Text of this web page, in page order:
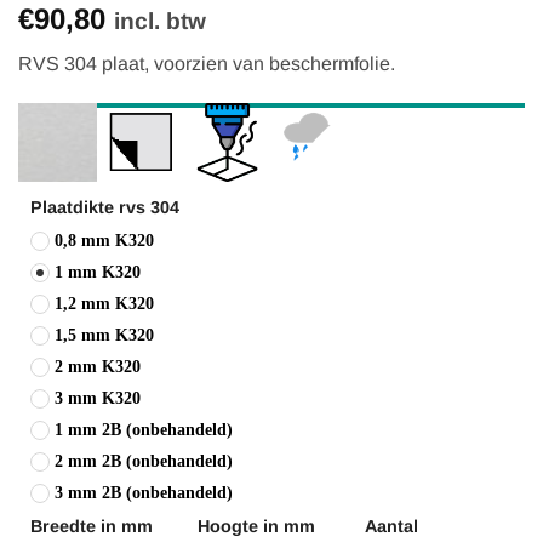
4.94op 5
gebaseerd
op
klantbeoordelingen
€90,80 incl. btw
RVS 304 plaat, voorzien van beschermfolie.
Plaatdikte rvs 304
0,8 mm K320
1 mm K320
1,2 mm K320
1,5 mm K320
2 mm K320
3 mm K320
1 mm 2B (onbehandeld)
2 mm 2B (onbehandeld)
3 mm 2B (onbehandeld)
Breedte in mm Hoogte in mm Aantal